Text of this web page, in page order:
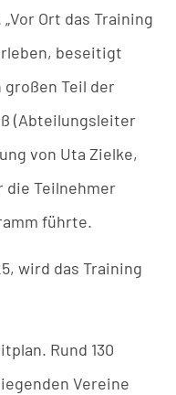
Ort das Training
beseitigt
Teil der
(Abteilungsleiter
von Uta Zielke,
die Teilnehmer
führte.
wird das Training
Rund 130
Vereine